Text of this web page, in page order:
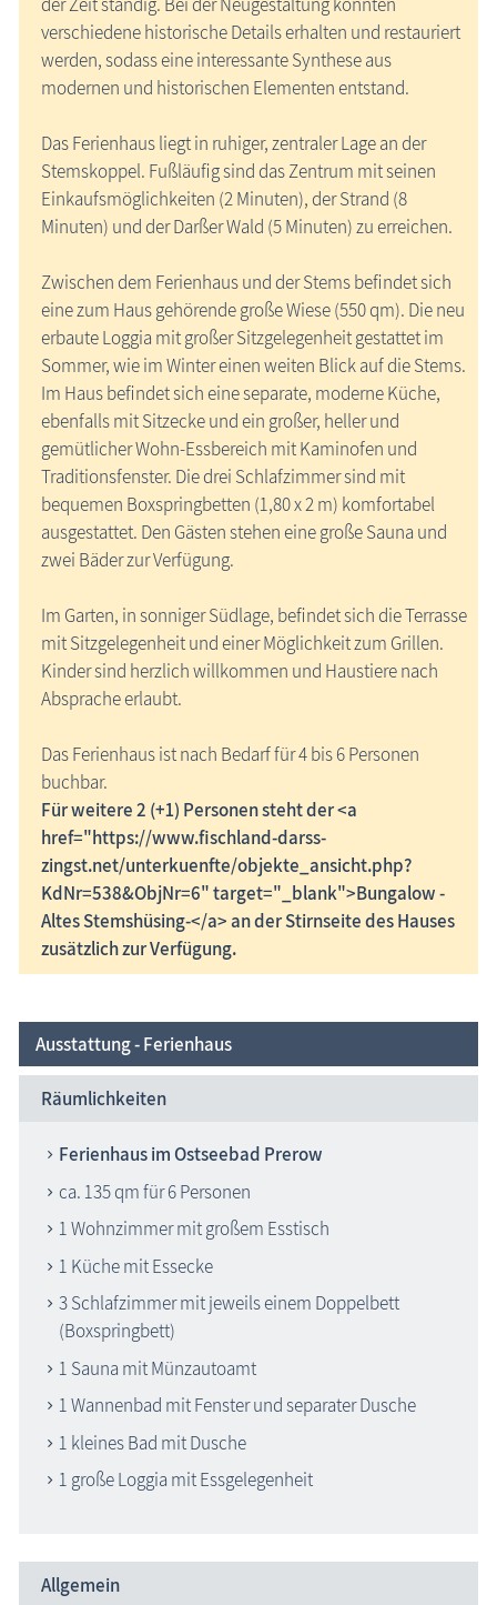
verschiedene historische Details erhalten und restauriert
werden, sodass eine interessante Synthese aus
modernen und historischen Elementen entstand.
Das Ferienhaus liegt in ruhiger, zentraler Lage an der
Stemskoppel. Fußläufig sind das Zentrum mit seinen
Einkaufsmöglichkeiten (2 Minuten), der Strand (8
Minuten) und der Darßer Wald (5 Minuten) zu erreichen.
Zwischen dem Ferienhaus und der Stems befindet sich
eine zum Haus gehörende große Wiese (550 qm). Die neu
erbaute Loggia mit großer Sitzgelegenheit gestattet im
Sommer, wie im Winter einen weiten Blick auf die Stems.
Im Haus befindet sich eine separate, moderne Küche,
ebenfalls mit Sitzecke und ein großer, heller und
gemütlicher Wohn-Essbereich mit Kaminofen und
Traditionsfenster. Die drei Schlafzimmer sind mit
bequemen Boxspringbetten (1,80 x 2 m) komfortabel
ausgestattet. Den Gästen stehen eine große Sauna und
zwei Bäder zur Verfügung.
Im Garten, in sonniger Südlage, befindet sich die Terrasse
mit Sitzgelegenheit und einer Möglichkeit zum Grillen.
Kinder sind herzlich willkommen und Haustiere nach
Absprache erlaubt.
Das Ferienhaus ist nach Bedarf für 4 bis 6 Personen
buchbar.
Für weitere 2 (+1) Personen steht der <a
href="https://www.fischland-darss-
zingst.net/unterkuenfte/objekte_ansicht.php?
KdNr=538&ObjNr=6" target="_blank">Bungalow -
Altes Stemshüsing-</a> an der Stirnseite des Hauses
zusätzlich zur Verfügung.
Ausstattung - Ferienhaus
Räumlichkeiten
Ferienhaus im Ostseebad Prerow
ca. 135 qm für 6 Personen
1 Wohnzimmer mit großem Esstisch
1 Küche mit Essecke
3 Schlafzimmer mit jeweils einem Doppelbett
(Boxspringbett)
1 Sauna mit Münzautoamt
1 Wannenbad mit Fenster und separater Dusche
1 kleines Bad mit Dusche
1 große Loggia mit Essgelegenheit
Allgemein